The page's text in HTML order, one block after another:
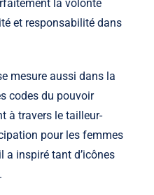
la volonté
et responsabilité dans
mesure aussi dans la
codes du pouvoir
à travers le tailleur-
pour les femmes
inspiré tant d’icônes